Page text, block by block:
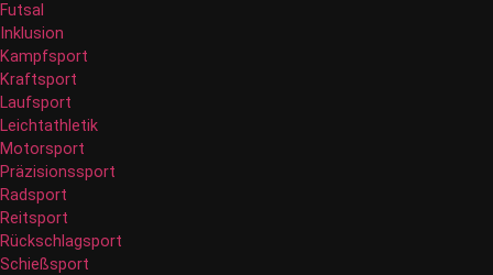
Futsal
Inklusion
Kampfsport
Kraftsport
Laufsport
Leichtathletik
Motorsport
Präzisionssport
Radsport
Reitsport
Rückschlagsport
Schießsport